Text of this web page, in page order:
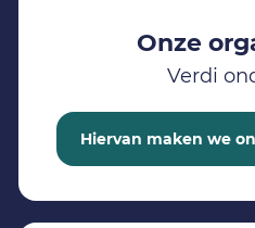
Onze
Verdi
Hiervan maken we